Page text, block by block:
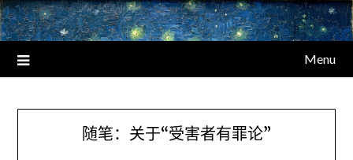
Menu
随笔：关于“受害者有罪论”